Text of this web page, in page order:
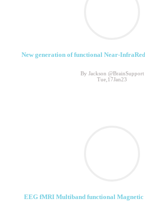
New generation of functional Near-
By Jackson @BrainSupport
Tue,17Jan23
EEG fMRI Multiband functional Magnetic